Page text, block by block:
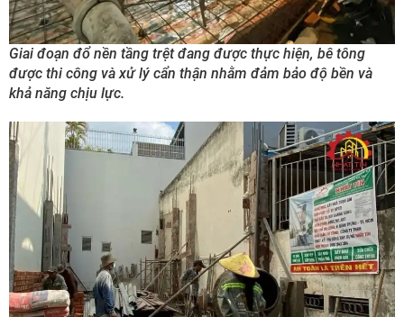
Giai đoạn đổ nền tầng trệt đang được thực hiện, bê tông
được thi công và xử lý cẩn thận nhằm đảm bảo độ bền và
khả năng chịu lực.